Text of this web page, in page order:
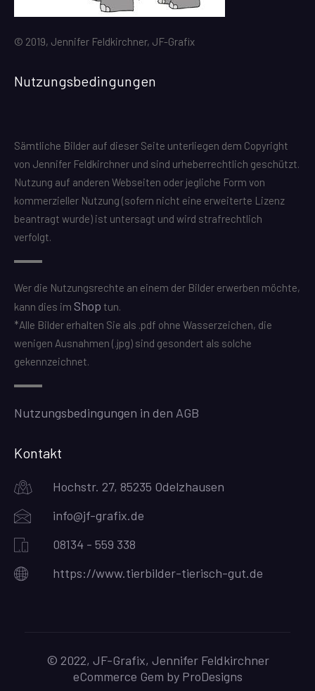
© 2019, Jennifer Feldkirchner, JF-Grafix
Nutzungsbedingungen
Sämtliche Bilder auf dieser Seite unterliegen dem Copyright
von Jennifer Feldkirchner und sind urheberrechtlich geschützt.
Nutzung auf anderen Webseiten oder jegliche Form von
kommerzieller Nutzung (sofern nicht eine erweiterte Lizenz
beantragt wurde) ist untersagt und wird strafrechtlich
verfolgt.
Wer die Nutzungsrechte an einem der Bilder erwerben möchte,
kann dies im Shop tun.
*Alle Bilder erhalten Sie als .pdf ohne Wasserzeichen, die
wenigen Ausnahmen (.jpg) sind gesondert als solche
gekennzeichnet.
Nutzungsbedingungen in den AGB
Kontakt
Hochstr. 27, 85235 Odelzhausen
info@jf-grafix.de
08134 - 559 338
https://www.tierbilder-tierisch-gut.de
© 2022, JF-Grafix, Jennifer Feldkirchner
eCommerce Gem by ProDesigns